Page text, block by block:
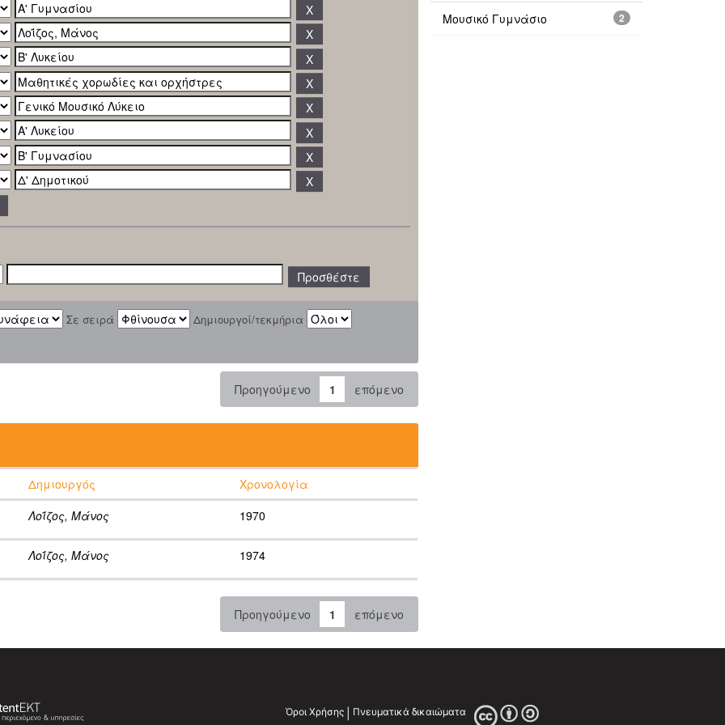
Σε σειρά Δημιουργοί/τεκμήρια
Προηγούμενο 1 επόμενο
Δημιουργός
Χρονολογία
Λοΐζος, Μάνος 1970
Λοΐζος, Μάνος 1974
Προηγούμενο 1 επόμενο
2
Μουσικό Γυμνάσιο